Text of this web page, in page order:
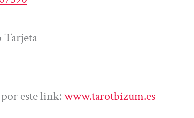
Tarjeta
este link:www.tarotbizum.es